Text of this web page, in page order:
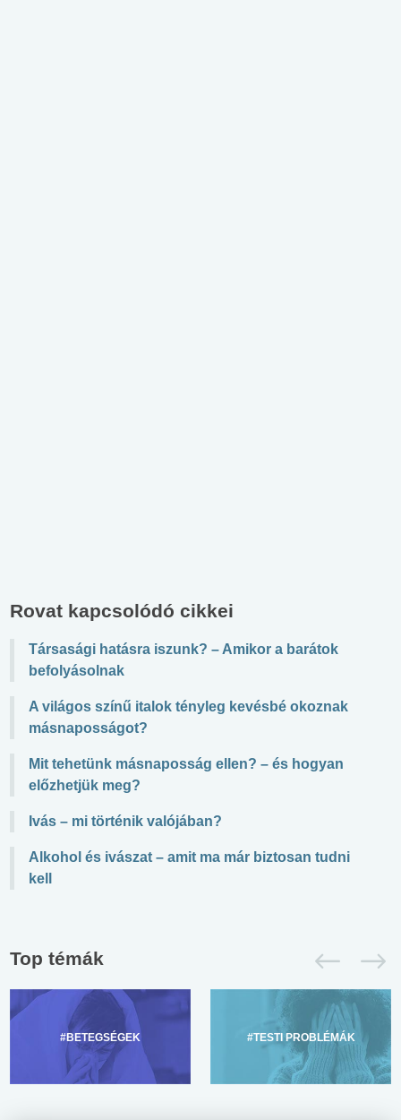
Rovat kapcsolódó cikkei
Társasági hatásra iszunk? – Amikor a barátok
befolyásolnak
A világos színű italok tényleg kevésbé okoznak
másnaposságot?
Mit tehetünk másnaposság ellen? – és hogyan
előzhetjük meg?
Ivás – mi történik valójában?
Alkohol és ivászat – amit ma már biztosan tudni
kell
Top témák
#BETEGSÉGEK #TESTI PROBLÉMÁK